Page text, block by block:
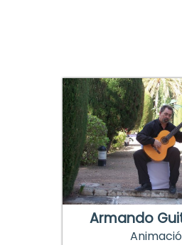
Armando